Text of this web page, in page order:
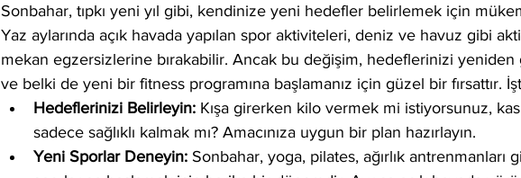
Sonbahar, tıpkı yeni yıl gibi, kendinize yeni hedefler belirlemek için
Yaz aylarında açık havada yapılan spor aktiviteleri, deniz ve havuz gibi
mekan egzersizlerine bırakabilir. Ancak bu değişim, hedeflerinizi
ve belki de yeni bir fitness programına başlamanız için güzel bir fırsattır.
Hedeflerinizi Belirleyin: Kışa girerken kilo vermek mi istiyorsunuz,
sadece sağlıklı kalmak mı? Amacınıza uygun bir plan hazırlayın.
Yeni Sporlar Deneyin: Sonbahar, yoga, pilates, ağırlık antrenmanları